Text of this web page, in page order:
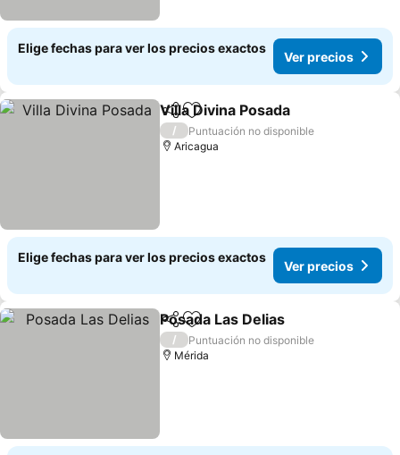
Elige fechas para ver los precios exactos
Ver precios
CompartirAgregar a favoritos
Villa Divina Posada
/
Puntuación no disponible
Aricagua
Elige fechas para ver los precios exactos
Ver precios
CompartirAgregar a favoritos
Posada Las Delias
/
Puntuación no disponible
Mérida